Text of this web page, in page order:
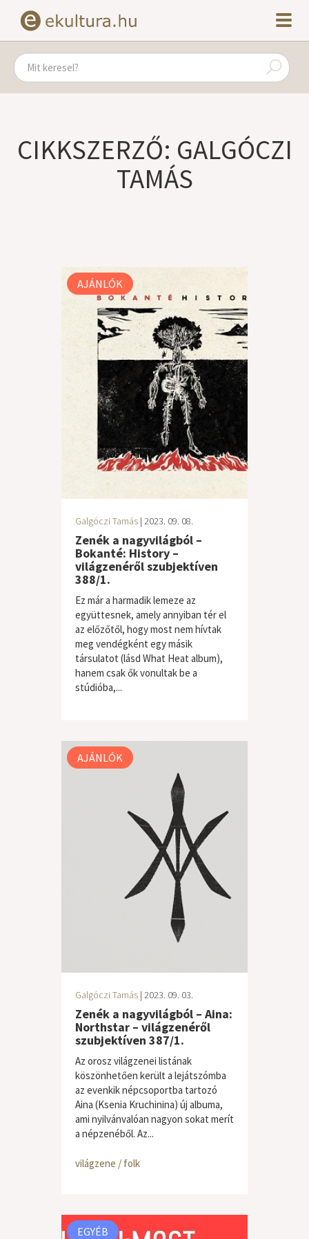
CIKKSZERZŐ: GALGÓCZI
TAMÁS
AJÁNLÓK
Galgóczi Tamás | 2023. 09. 08.
Zenék a nagyvilágból –
Bokanté: History –
világzenéről szubjektíven
388/1.
Ez már a harmadik lemeze az
együttesnek, amely annyiban tér el
az előzőtől, hogy most nem hívtak
meg vendégként egy másik
társulatot (lásd What Heat album),
hanem csak ők vonultak be a
stúdióba,...
világzene / folk
AJÁNLÓK
Galgóczi Tamás | 2023. 09. 03.
Zenék a nagyvilágból – Aina:
Northstar – világzenéről
szubjektíven 387/1.
Az orosz világzenei listának
köszönhetően került a lejátszómba
az evenkik népcsoportba tartozó
Aina (Ksenia Kruchinina) új albuma,
ami nyilvánvalóan nagyon sokat merít
a népzenéből. Az...
világzene / folk
EGYÉB